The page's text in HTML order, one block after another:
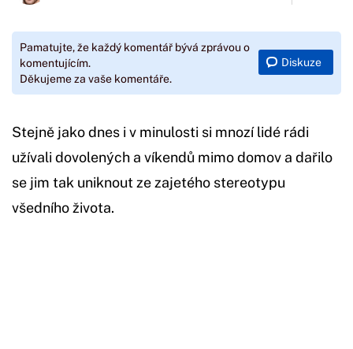
Pamatujte, že každý komentář bývá zprávou o
komentujícím.
Děkujeme za vaše komentáře.
Diskuze
Stejně jako dnes i v minulosti si mnozí lidé rádi
užívali dovolených a víkendů mimo domov a dařilo
se jim tak uniknout ze zajetého stereotypu
všedního života.